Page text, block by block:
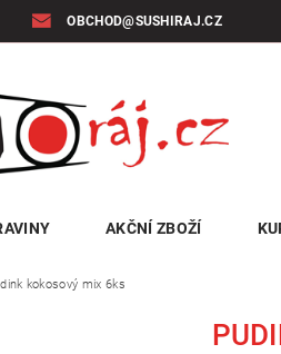
OBCHOD@SUSHIRAJ.CZ
AKČNÍ ZBOŽÍ
kokosový mix 6ks